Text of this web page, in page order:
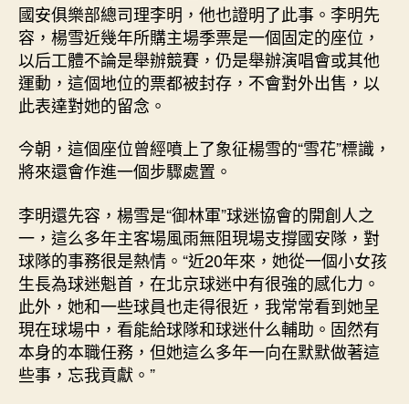
國安俱樂部總司理李明，他也證明了此事。李明先
容，楊雪近幾年所購主場季票是一個固定的座位，
以后工體不論是舉辦競賽，仍是舉辦演唱會或其他
運動，這個地位的票都被封存，不會對外出售，以
此表達對她的留念。
今朝，這個座位曾經噴上了象征楊雪的“雪花”標識，
將來還會作進一個步驟處置。
李明還先容，楊雪是“御林軍”球迷協會的開創人之
一，這么多年主客場風雨無阻現場支撐國安隊，對
球隊的事務很是熱情。“近20年來，她從一個小女孩
生長為球迷魁首，在北京球迷中有很強的感化力。
此外，她和一些球員也走得很近，我常常看到她呈
現在球場中，看能給球隊和球迷什么輔助。固然有
本身的本職任務，但她這么多年一向在默默做著這
些事，忘我貢獻。”